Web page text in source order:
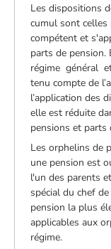
Les dispositions
cumul sont celles
compétent et
parts de pension.
régime général
tenu compte de
l’application des
elle est réduite
pensions et parts
Les orphelins de
une pension est
l'un des parents
spécial du chef
pension la plus
applicables aux
régime.